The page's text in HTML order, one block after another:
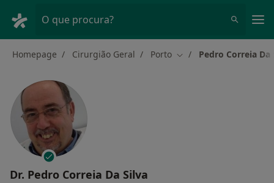
O que procura?
Homepage Cirurgião Geral Porto Mudar de cidade
Pedro Correia Da
Dr. Pedro Correia Da Silva